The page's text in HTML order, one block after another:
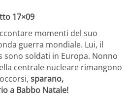
17×09
momenti del suo
guerra mondiale. Lui, il
sono soldati in Europa. Nonno
centrale nucleare rimangono
sparano,
a Babbo Natale!